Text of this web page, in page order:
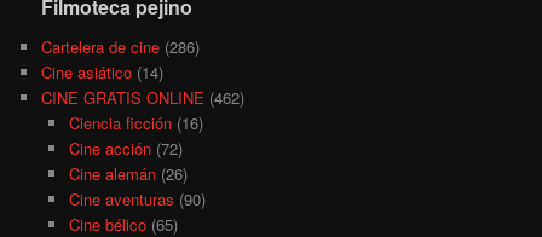
Filmoteca pejino
Cartelera de cine (286)
Cine asiático (14)
CINE GRATIS ONLINE (462)
Ciencia ficción(16)
Cine acción(72)
Cine alemán(26)
Cine aventuras (90)
Cine bélico(65)